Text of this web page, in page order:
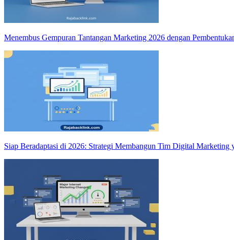
Menembus Gempuran Tantangan Marketing 2026 dengan
Siap Beradaptasi di 2026: Strategi Membangun Tim Digital Marketing